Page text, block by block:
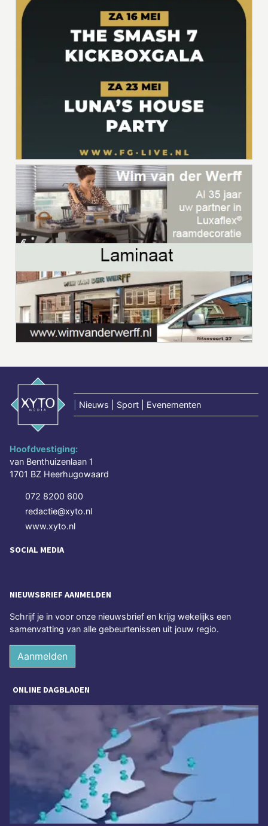
Nieuws | Sport | Evenementen
Hoofdvestiging:
van Benthuizenlaan 1
1701 BZ Heerhugowaard
072 8200 600
redactie@xyto.nl
www.xyto.nl
SOCIAL MEDIA
NIEUWSBRIEF AANMELDEN
Schrijf je in voor onze nieuwsbrief en krijg wekelijks een
samenvatting van alle gebeurtenissen uit jouw regio.
Aanmelden
ONLINE DAGBLADEN